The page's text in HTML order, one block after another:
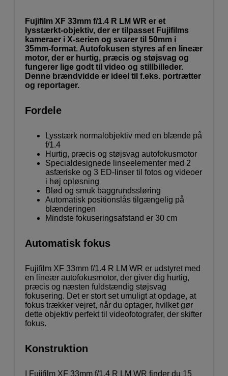
Fujifilm XF 33mm f/1.4 R LM WR er et
lysstærkt-objektiv, der er tilpasset Fujifilms
kameraer i X-serien og svarer til 50mm i
35mm-format. Autofokusen styres af en lineær
motor, der er hurtig, præcis og støjsvag og
fungerer lige godt til video og stillbilleder.
Denne brændvidde er ideel til f.eks. portrætter
og reportager.
Fordele
Lysstærk normalobjektiv med en blænde på
f/1.4
Hurtig, præcis og støjsvag autofokusmotor
Specialdesignede linseelementer med 2
asfæriske og 3 ED-linser til fotos og videoer
i høj opløsning
Blød og smuk baggrundssløring
Automatisk positionslås tilgængelig på
blænderingen
Mindste fokuseringsafstand er 30 cm
Automatisk fokus
Fujifilm XF 33mm f/1.4 R LM WR er udstyret med
en lineær autofokusmotor, der giver dig hurtig,
præcis og næsten fuldstændig støjsvag
fokusering. Det er stort set umuligt at opdage, at
fokus trækker vejret, når du optager, hvilket gør
dette objektiv perfekt til videofotografer, der skifter
fokus.
Konstruktion
I Fujifilm XF 33mm f/1.4 R LM WR finder du 15